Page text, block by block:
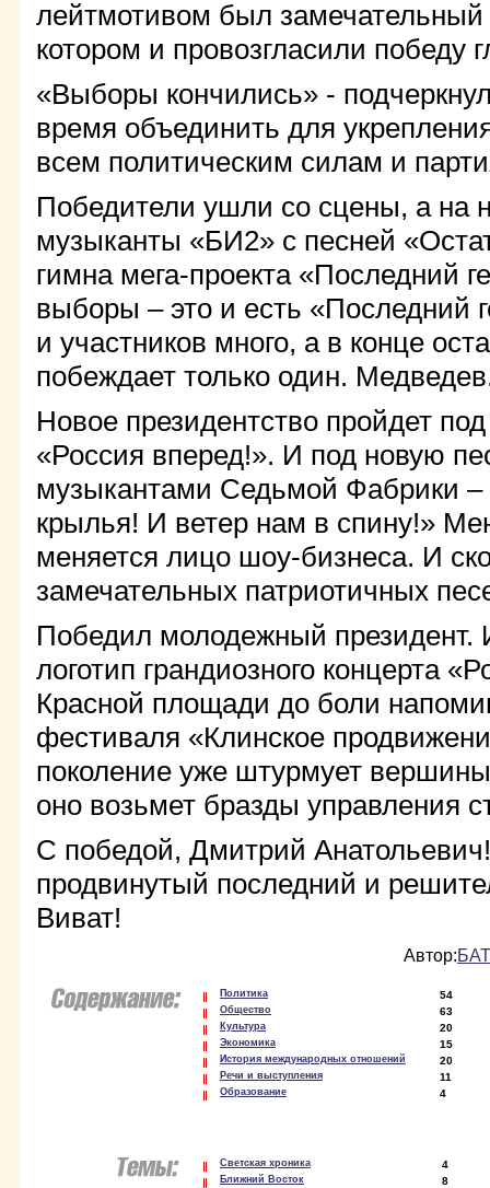
лейтмотивом был замечательный
котором и провозгласили победу
«Выборы кончились» -
время объединить для
всем политическим силам и
Победители ушли со сцены, а на
музыканты «БИ2» с песней
гимна мега-проекта «Последний
выборы – это и есть
и участников много, а в конце
побеждает только один.
Новое президентство пройдет
«Россия вперед!». И под новую
музыкантами Седьмой Фабрики –
крылья! И ветер нам в спину!»
меняется лицо шоу-бизнеса. И
замечательных патриотичных
Победил молодежный президент.
логотип грандиозного концерта
Красной площади до боли
фестиваля «Клинское
поколение уже штурмует
оно возьмет бразды управления
С победой, Дмитрий
продвинутый последний и
Виват!
Автор:
Политика 54
Общество 63
Культура 20
Экономика 15
История международных отношений 20
Речи и выступления 11
Образование 4
Светская хроника 4
Ближний Восток 8